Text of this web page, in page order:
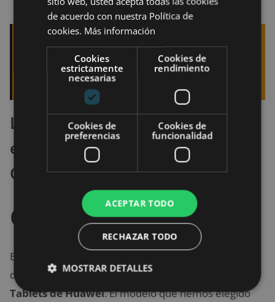
Quizá te interese leer: Seat eXS: características
y opinión del patinete eléctrico de Seat y
La mejor oferta que hemos
encontrado para comprar una
Galaxy Tab S4
Otras Tablets
En caso de que no consigas decantarte por ninguno
de los modelos anteriores,puedes optar por las
Tablets de Huawei. El modelo que hemos elegido
de acuerdo con nuestra Política de
cookies. Más información
Cookies
estrictamente
necesarias
Cookies de
rendimiento
Cookies de
preferencias
Cookies de
funcionalidad
ACEPTAR TODO
RECHAZAR TODO
MOSTRAR DETALLES